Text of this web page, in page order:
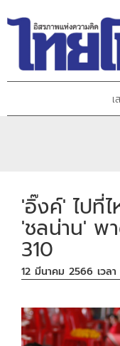
'อิ๊งค์' ไปที่
'ชลน่าน' พ
310
12 มีนาคม 2566 เวลา